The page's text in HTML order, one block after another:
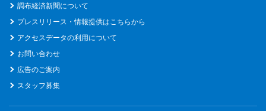
調布経済新聞について
プレスリリース・情報提供はこちらから
アクセスデータの利用について
お問い合わせ
広告のご案内
スタッフ募集